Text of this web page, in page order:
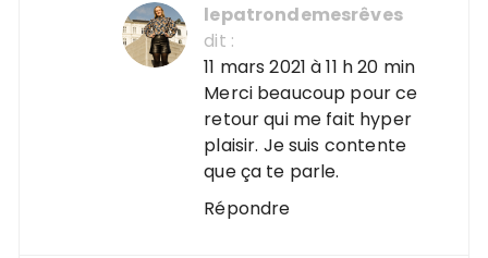
lepatrondemesrêves
dit :
11 mars 2021 à 11 h 20 min
Merci beaucoup pour ce
retour qui me fait hyper
plaisir. Je suis contente
que ça te parle.
Répondre